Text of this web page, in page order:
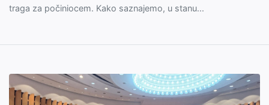
traga za počiniocem. Kako saznajemo, u stanu...